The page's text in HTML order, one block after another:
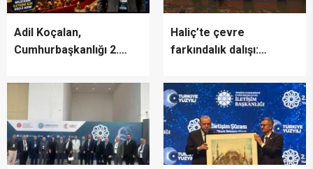
Adil Koçalan,
Cumhurbaşkanlığı 2.
Haliç’te çevre
farkındalık dalışı:
asla mümkün değil”